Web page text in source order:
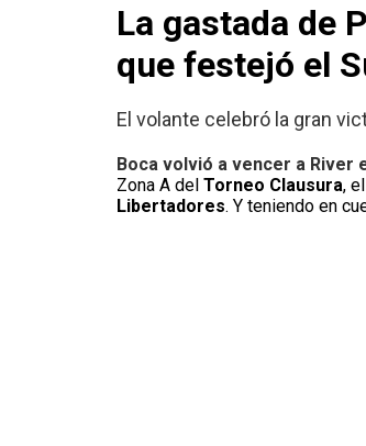
La gastada de
que festejó el
El volante celebró la gran
Boca volvió a vencer a River
Zona A del Torneo Clausura,
Libertadores. Y teniendo en